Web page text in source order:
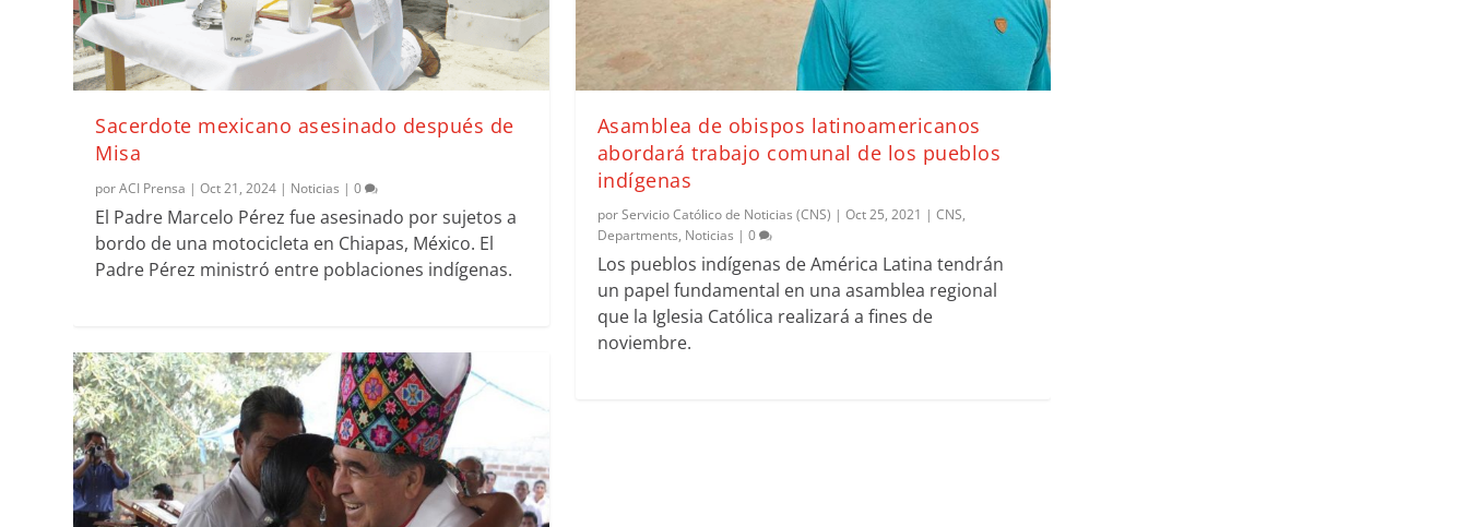
Sacerdote mexicano asesinado después de
Misa
porACI Prensa |Oct 21, 2024 | Noticias |0
El Padre Marcelo Pérez fue asesinado por sujetos a
bordo de una motocicleta en Chiapas, México. El
Padre Pérez ministró entre poblaciones indígenas.
Asamblea de obispos latinoamericanos
abordará trabajo comunal de los pueblos
indígenas
porServicio Católico de Noticias (CNS) | Oct 25, 2021 | CNS,
Departments, Noticias | 0
Los pueblos indígenas de América Latina tendrán
un papel fundamental en una asamblea regional
que la Iglesia Católica realizará a fines de
noviembre.